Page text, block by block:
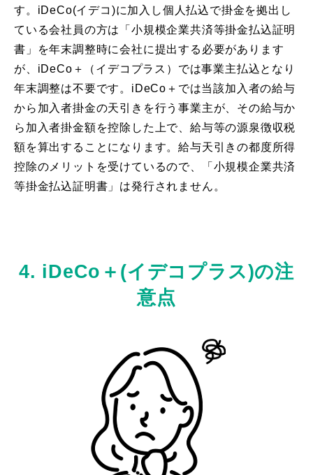
す。iDeCo(イデコ)に加入し個人払込で掛金を拠出し
ている会社員の方は「小規模企業共済等掛金払込証明
書」を年末調整時に会社に提出する必要があります
が、iDeCo＋（イデコプラス）では事業主払込となり
年末調整は不要です。iDeCo＋では当該加入者の給与
から加入者掛金の天引きを行う事業主が、その給与か
ら加入者掛金額を控除した上で、給与等の源泉徴収税
額を算出することになります。給与天引きの都度所得
控除のメリットを受けているので、「小規模企業共済
等掛金払込証明書」は発行されません。
4. iDeCo＋(イデコプラス)の注
意点